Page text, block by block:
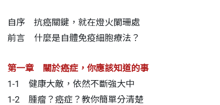
熟，展現出傳統療法所沒有的優點。本書將說明各種
免疫細胞療法的原理與特色，列出許多治療癌症的案
解癌症，並掌握抗癌最新趨勢，本書絕對是不可或缺
的教戰手冊！
自序 抗癌關鍵，就在燈火闌珊處
前言 什麼是自體免疫細胞療法？
第一章 關於癌症，你應該知道的事
1-1 健康大敵，依然不斷強大中
1-2 腫瘤？癌症？教你簡單分清楚